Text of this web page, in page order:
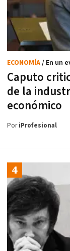
Caputo
de la
económico
ECONOMÍA/ En un
PoriProfesional